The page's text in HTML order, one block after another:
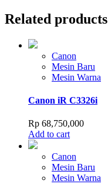
Related products
Canon
Mesin Baru
Mesin Warna
Canon iR C3326i
Rp 68,750,000
Add to cart
Canon
Mesin Baru
Mesin Warna